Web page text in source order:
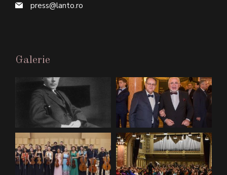
press@lanto.ro
Galerie